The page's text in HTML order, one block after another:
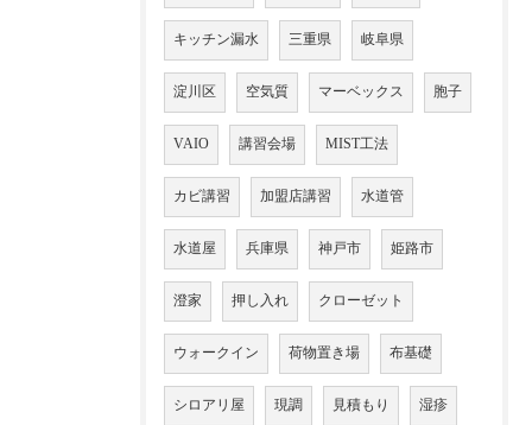
キッチン漏水 三重県 岐阜県
淀川区 空気質 マーベックス 胞子
VAIO 講習会場 MIST工法
カビ講習 加盟店講習 水道管
水道屋 兵庫県 神戸市 姫路市
澄家 押し入れ クローゼット
ウォークイン 荷物置き場 布基礎
シロアリ屋 現調 見積もり 湿疹